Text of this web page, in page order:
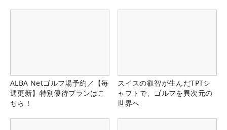
ALBA Netゴルフ場予約／【毎
週更新】特別優待プランはこ
ちら！
スイスの叡智が生んだTPTシ
ャフトで、ゴルフを異次元の
世界へ